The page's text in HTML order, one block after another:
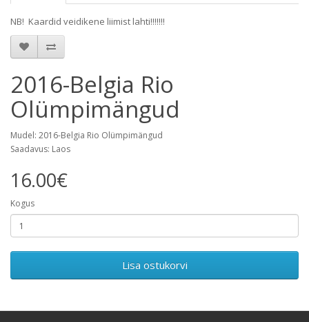
NB! Kaardid veidikene liimist lahti!!!!!!!
2016-Belgia Rio
Olümpimängud
Mudel: 2016-Belgia Rio Olümpimängud
Saadavus: Laos
16.00€
Kogus
Lisa ostukorvi